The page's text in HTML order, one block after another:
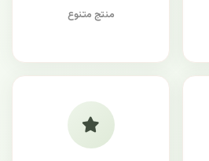
منتج متنوع